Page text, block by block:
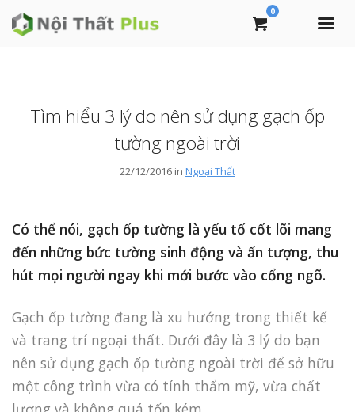
0
Tìm hiểu 3 lý do nên sử dụng gạch ốp
tường ngoài trời
22/12/2016 in Ngoại Thất
Có thể nói, gạch ốp tường là yếu tố cốt lõi mang
đến những bức tường sinh động và ấn tượng, thu
hút mọi người ngay khi mới bước vào cổng ngõ.
Gạch ốp tường đang là xu hướng trong thiết kế
và trang trí ngoại thất. Dưới đây là 3 lý do bạn
nên sử dụng gạch ốp tường ngoài trời để sở hữu
một công trình vừa có tính thẩm mỹ, vừa chất